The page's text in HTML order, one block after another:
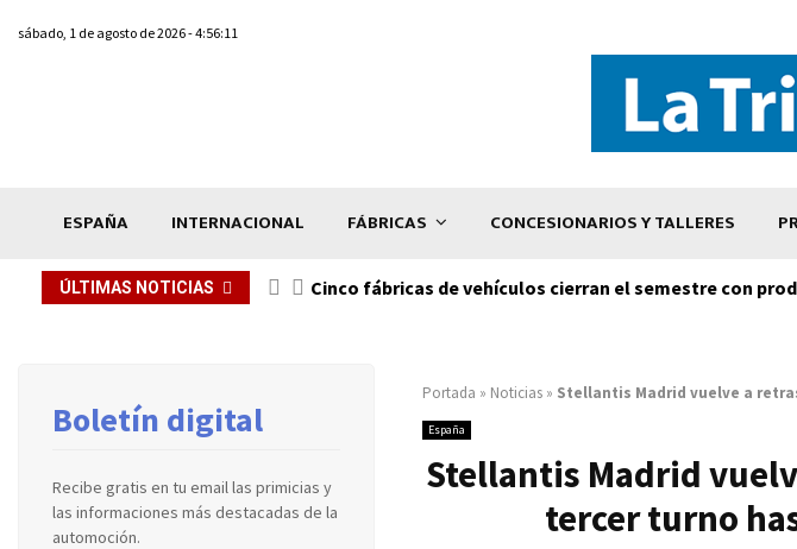
sábado, 1 de agosto de 2026 - 4:56:11
ESPAÑA INTERNACIONAL FÁBRICAS CONCESIONARIOS Y TALLERES
ÚLTIMAS NOTICIAS Cinco fábricas de vehículos cierran el semestre con
Portada » Noticias » Stellantis Madrid vuelve a
España
Stellantis Madrid
tercer turno
Boletín digital
Recibe gratis en tu email las primicias y
las informaciones más destacadas de la
automoción.